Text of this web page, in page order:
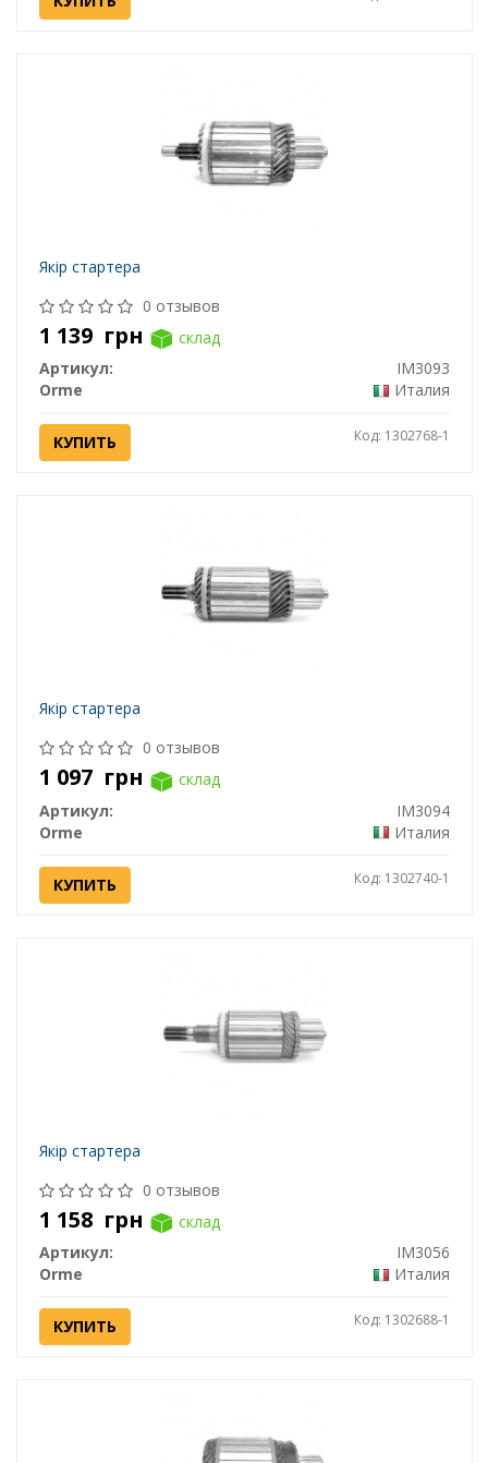
Якір стартера
0 отзывов
1 139 грн
склад
Артикул:
IM3093
Orme
Италия
КУПИТЬ Код: 1302768-1
Якір стартера
0 отзывов
1 097 грн
склад
Артикул:
IM3094
Orme
Италия
КУПИТЬ Код: 1302740-1
Якір стартера
0 отзывов
1 158 грн
склад
Артикул:
IM3056
Orme
Италия
КУПИТЬ Код: 1302688-1